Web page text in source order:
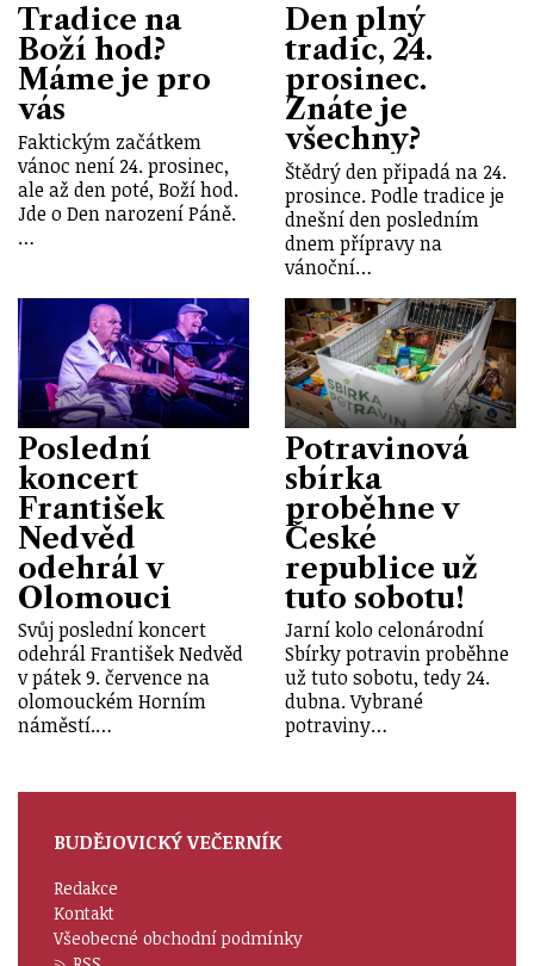
Tradice na
Boží hod?
Máme je pro
vás
Faktickým začátkem
vánoc není 24. prosinec,
ale až den poté, Boží hod.
Jde o Den narození Páně.
…
Den plný
tradic, 24.
prosinec.
Znáte je
všechny?
Štědrý den připadá na 24.
prosince. Podle tradice je
dnešní den posledním
dnem přípravy na
vánoční…
Poslední
koncert
František
Nedvěd
odehrál v
Olomouci
Svůj poslední koncert
odehrál František Nedvěd
v pátek 9. července na
olomouckém Horním
náměstí.…
Potravinová
sbírka
proběhne v
České
republice už
tuto sobotu!
Jarní kolo celonárodní
Sbírky potravin proběhne
už tuto sobotu, tedy 24.
dubna. Vybrané
potraviny…
BUDĚJOVICKÝ VEČERNÍK
Redakce
Kontakt
Všeobecné obchodní podmínky